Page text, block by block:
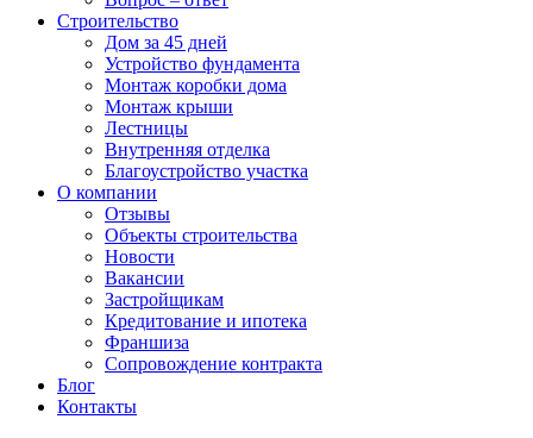
Строительство
Дом за 45 дней
Устройство фундамента
Монтаж коробки дома
Монтаж крыши
Лестницы
Внутренняя отделка
Благоустройство участка
О компании
Отзывы
Объекты строительства
Новости
Вакансии
Застройщикам
Кредитование и ипотека
Франшиза
Сопровождение контракта
Блог
Контакты